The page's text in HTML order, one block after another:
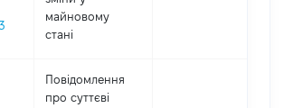
майновому
стані
Повідомлення
про суттєві